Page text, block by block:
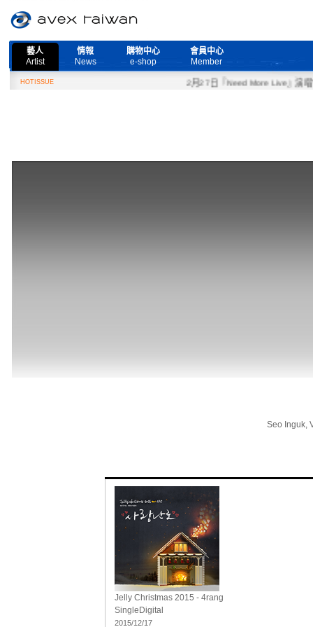
藝人
Artist
情報
News
購物中心
e-shop
會員中心
Member
HOTISSUE 2月27日『Need More Live』演唱會
Seo Inguk,
Jelly Christmas 2015 - 4rang
Single Digital
2015/12/17